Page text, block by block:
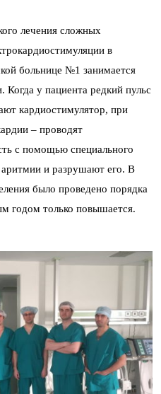
лечения сложных
в
больнице №1 занимается
у пациента редкий пульс
кардиостимулятор, при
– проводят
с помощью специального
аритмии и разрушают его. В
было проведено порядка
годом только повышается.